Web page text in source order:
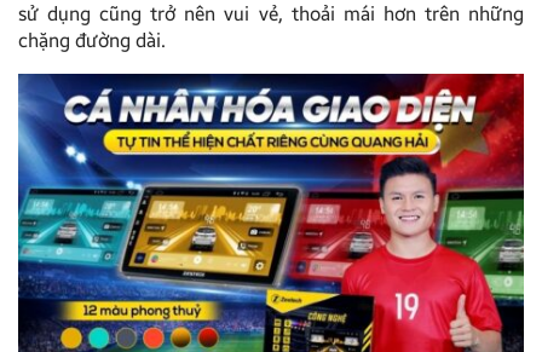
sử dụng cũng trở nên vui vẻ, thoải mái hơn trên những
chặng đường dài.